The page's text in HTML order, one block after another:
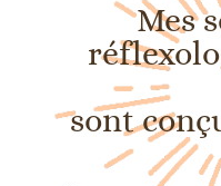
Mes
sont